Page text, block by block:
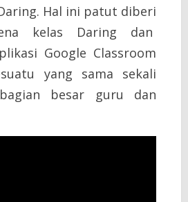
Hal ini patut diberi
kelas Daring dan
Google Classroom
yang sama sekali
besar guru dan